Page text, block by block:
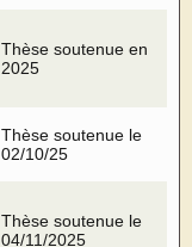
Thèse soutenue en
2025
Thèse soutenue le
02/10/25
Thèse soutenue le
04/11/2025